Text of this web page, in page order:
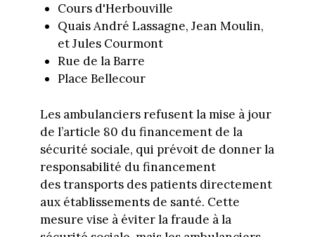
Cours d'Herbouville
Quais André Lassagne, Jean Moulin,
et Jules Courmont
Rue de la Barre
Place Bellecour
Les ambulanciers refusent la mise à jour
de l’article 80 du financement de la
sécurité sociale, qui prévoit de donner la
responsabilité du financement
des transports des patients directement
aux établissements de santé. Cette
mesure vise à éviter la fraude à la